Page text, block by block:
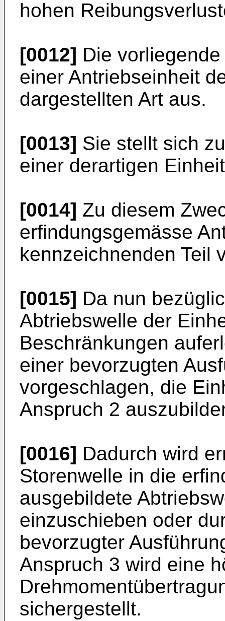
hohen
[0012] Die
einer Antriebseinheit
dargestellten Art aus.
[0013] Sie stellt sich
einer derartigen
[0014] Zu diesem
erfindungsgemässe
kennzeichnenden Teil
[0015] Da nun
Abtriebswelle der
Beschränkungen
einer bevorzugten
vorgeschlagen, die
Anspruch 2
[0016] Dadurch wird
Storenwelle in die
ausgebildete
einzuschieben oder
bevorzugter
Anspruch 3 wird eine
sichergestellt.